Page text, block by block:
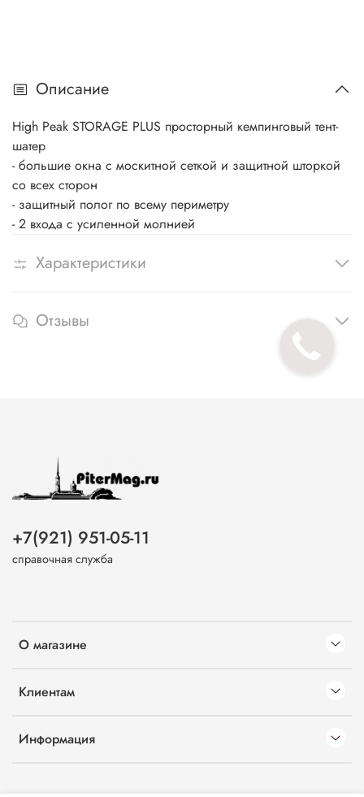
Описание
High Peak STORAGE PLUS просторный кемпинговый тент-
шатер
- большие окна с москитной сеткой и защитной шторкой
со всех сторон
- защитный полог по всему периметру
- 2 входа с усиленной молнией
Характеристики
Отзывы
О магазине
Клиентам
Информация
+7(921) 951-05-11
справочная служба